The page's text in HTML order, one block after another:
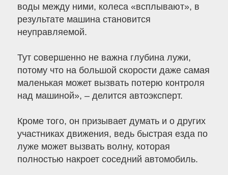
воды между ними, колеса «всплывают», в
результате машина становится
неуправляемой.
Тут совершенно не важна глубина лужи,
потому что на большой скорости даже самая
маленькая может вызвать потерю контроля
над машиной», – делится автоэксперт.
Кроме того, он призывает думать и о других
участниках движения, ведь быстрая езда по
луже может вызвать волну, которая
полностью накроет соседний автомобиль.